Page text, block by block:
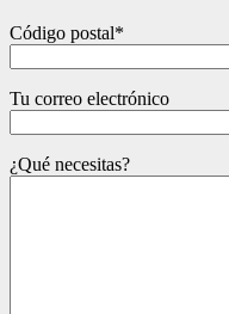
Código postal*
Tu correo electrónico
¿Qué necesitas?